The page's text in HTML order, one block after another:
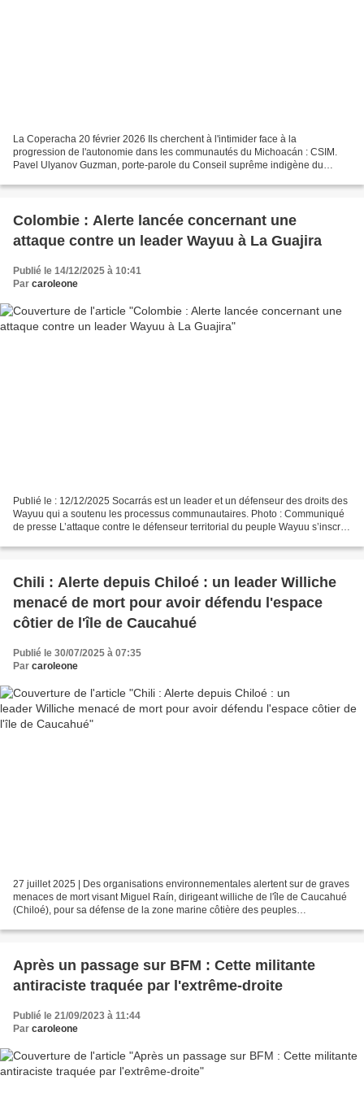
La Coperacha 20 février 2026 Ils cherchent à l'intimider face à la
progression de l'autonomie dans les communautés du Michoacán : CSIM.
Pavel Ulyanov Guzman, porte-parole du Conseil suprême indigène du
Colombie : Alerte lancée concernant une
attaque contre un leader Wayuu à La Guajira
Publié le 14/12/2025 à 10:41
Par caroleone
Publié le : 12/12/2025 Socarrás est un leader et un défenseur des droits des
Wayuu qui a soutenu les processus communautaires. Photo : Communiqué
de presse L’attaque contre le défenseur territorial du peuple Wayuu s’inscrit
Chili : Alerte depuis Chiloé : un leader Williche
menacé de mort pour avoir défendu l'espace
côtier de l'île de Caucahué
Publié le 30/07/2025 à 07:35
Par caroleone
27 juillet 2025 | Des organisations environnementales alertent sur de graves
menaces de mort visant Miguel Raín, dirigeant williche de l'île de Caucahué
(Chiloé), pour sa défense de la zone marine côtière des peuples
Après un passage sur BFM : Cette militante
antiraciste traquée par l'extrême-droite
Publié le 21/09/2023 à 11:44
Par caroleone